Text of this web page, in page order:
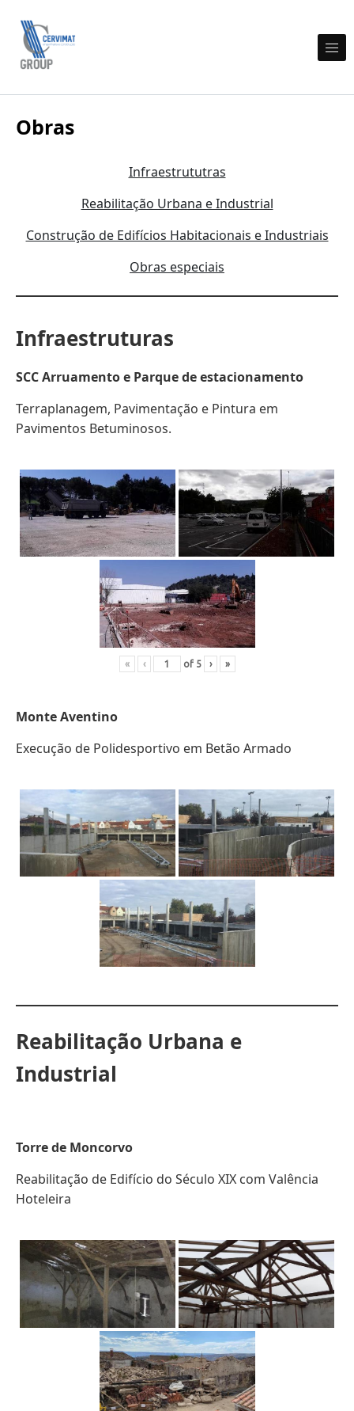
Skip to content
Obras
Infraestrututras
Reabilitação Urbana e Industrial
Construção de Edifícios Habitacionais e Industriais
Obras especiais
Infraestruturas
SCC Arruamento e Parque de estacionamento
Terraplanagem, Pavimentação e Pintura em
Pavimentos Betuminosos.
« ‹ of 5 › »
Monte Aventino
Execução de Polidesportivo em Betão Armado
Reabilitação Urbana e
Industrial
Torre de Moncorvo
Reabilitação de Edifício do Século XIX com Valência
Hoteleira